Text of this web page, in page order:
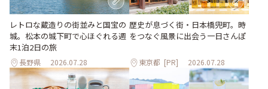
レトロな蔵造りの街並みと国宝の
城。松本の城下町で心ほぐれる週
末1泊2日の旅
長野県 2026.07.28
歴史が息づく街・日本橋兜町。時
をつなぐ風景に出会う一日さんぽ
東京都 [PR] 2026.07.28